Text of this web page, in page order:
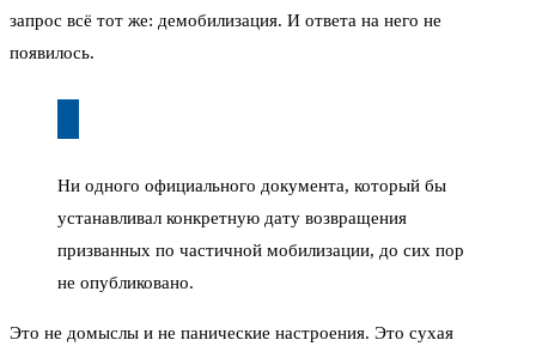
запрос всё тот же: демобилизация. И ответа на него не
появилось.
Ни одного официального документа, который бы
устанавливал конкретную дату возвращения
призванных по частичной мобилизации, до сих пор
не опубликовано.
Это не домыслы и не панические настроения. Это сухая